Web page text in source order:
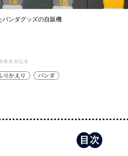
パンダグッズの自販機
報道部記者
りかえり パンダ